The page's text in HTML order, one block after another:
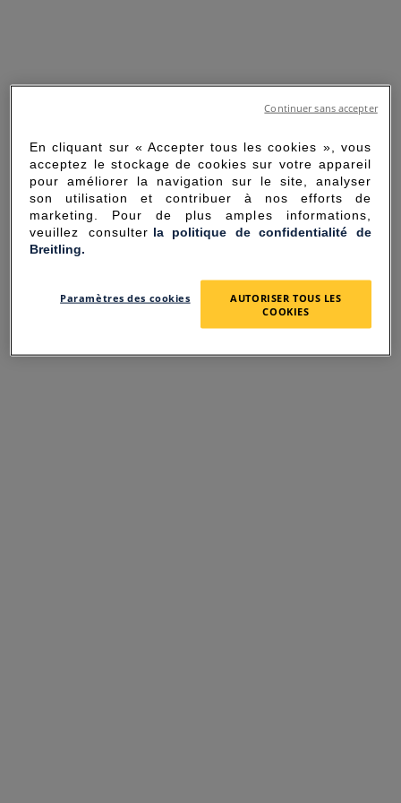
SORRY FOR THE
INCONVENIENCE
UNEXPECTED ERROR OCCURRED.
En cliquant sur « Accepter tous les cookies », vous
acceptez le stockage de cookies sur votre appareil
pour améliorer la navigation sur le site, analyser
son utilisation et contribuer à nos efforts de
marketing. Pour de plus amples informations,
veuillez consulter la politique de confidentialité de
Breitling.
Paramètres des cookies
AUTORISER TOUS LES
COOKIES
Continuer sans accepter